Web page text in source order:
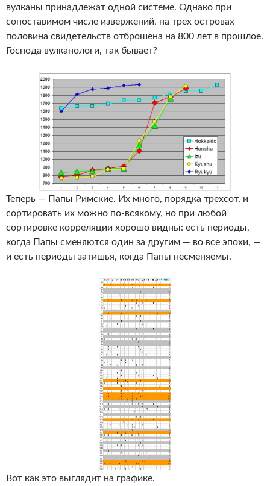
вулканы принадлежат одной системе. Однако при
сопоставимом числе извержений, на трех островах
половина свидетельств отброшена на 800 лет в прошлое.
Господа вулканологи, так бывает?
Теперь — Папы Римские. Их много, порядка трехсот, и
сортировать их можно по-всякому, но при любой
сортировке корреляции хорошо видны: есть периоды,
когда Папы сменяются один за другим — во все эпохи, —
и есть периоды затишья, когда Папы несменяемы.
Вот как это выглядит на графике.